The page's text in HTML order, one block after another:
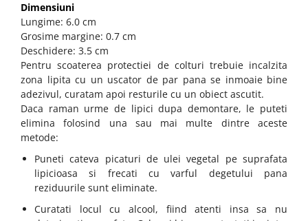
Dimensiuni
Lungime: 6.0 cm
Grosime margine: 0.7 cm
Deschidere: 3.5 cm
Pentru scoaterea protectiei de colturi trebuie incalzita
zona lipita cu un uscator de par pana se inmoaie bine
adezivul, curatam apoi resturile cu un obiect ascutit.
Daca raman urme de lipici dupa demontare, le puteti
elimina folosind una sau mai multe dintre aceste
metode:
Puneti cateva picaturi de ulei vegetal pe suprafata
lipicioasa si frecati cu varful degetului pana
reziduurile sunt eliminate.
Curatati locul cu alcool, fiind atenti insa sa nu